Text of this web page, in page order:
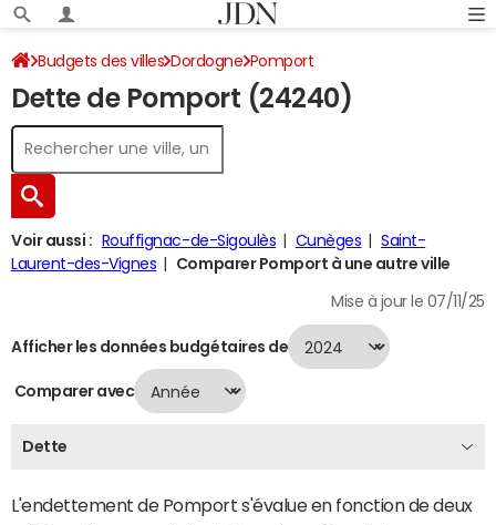
Budgets des villes Dordogne Pomport
Dette au 31/12/2024
Dette de Pomport (24240)
Voir aussi : Rouffignac-de-Sigoulès Cunèges
Saint-
Laurent-des-Vignes
Comparer Pomport à une autre ville
Mise à jour le 07/11/25
Afficher les données budgétaires de
Comparer avec
Dette
L'endettement de Pomport s'évalue en fonction de deux